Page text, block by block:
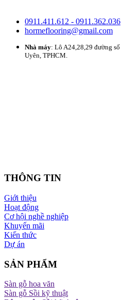
0911.411.612 - 0911.362.036
hormeflooring@gmail.com
Nhà máy: Lô A24,28,29 đường
Uyên, TPHCM.
THÔNG TIN
Giới thiệu
Hoạt động
Cơ hội nghề nghiệp
Khuyến mãi
Kiến thức
Dự án
SẢN PHẨM
Sàn gỗ hoa văn
Sàn gỗ Sồi kỹ thuật